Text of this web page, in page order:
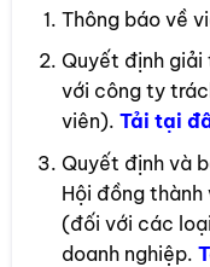
Thông báo về
Quyết định giải
với công ty
viên). Tải tại
Quyết định và
Hội đồng
(đối với các
doanh nghiệp.